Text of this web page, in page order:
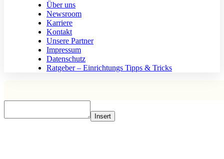
Über uns
Newsroom
Karriere
Kontakt
Unsere Partner
Impressum
Datenschutz
Ratgeber – Einrichtungs Tipps & Tricks
Insert